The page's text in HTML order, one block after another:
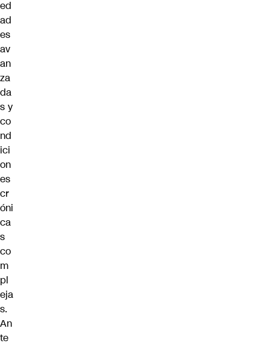
ed
ad
es
av
an
za
da
s y
co
nd
ici
on
es
cr
óni
ca
s
co
m
pl
eja
s.
An
te